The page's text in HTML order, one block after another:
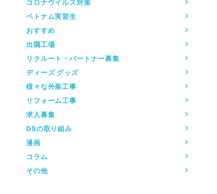
コロナウイルス対策
ベトナム実習生
おすすめ
出隅工場
リクルート・パートナー募集
ディーズ グッズ
様々な外装工事
リフォーム工事
求人募集
DSの取り組み
漫画
コラム
その他